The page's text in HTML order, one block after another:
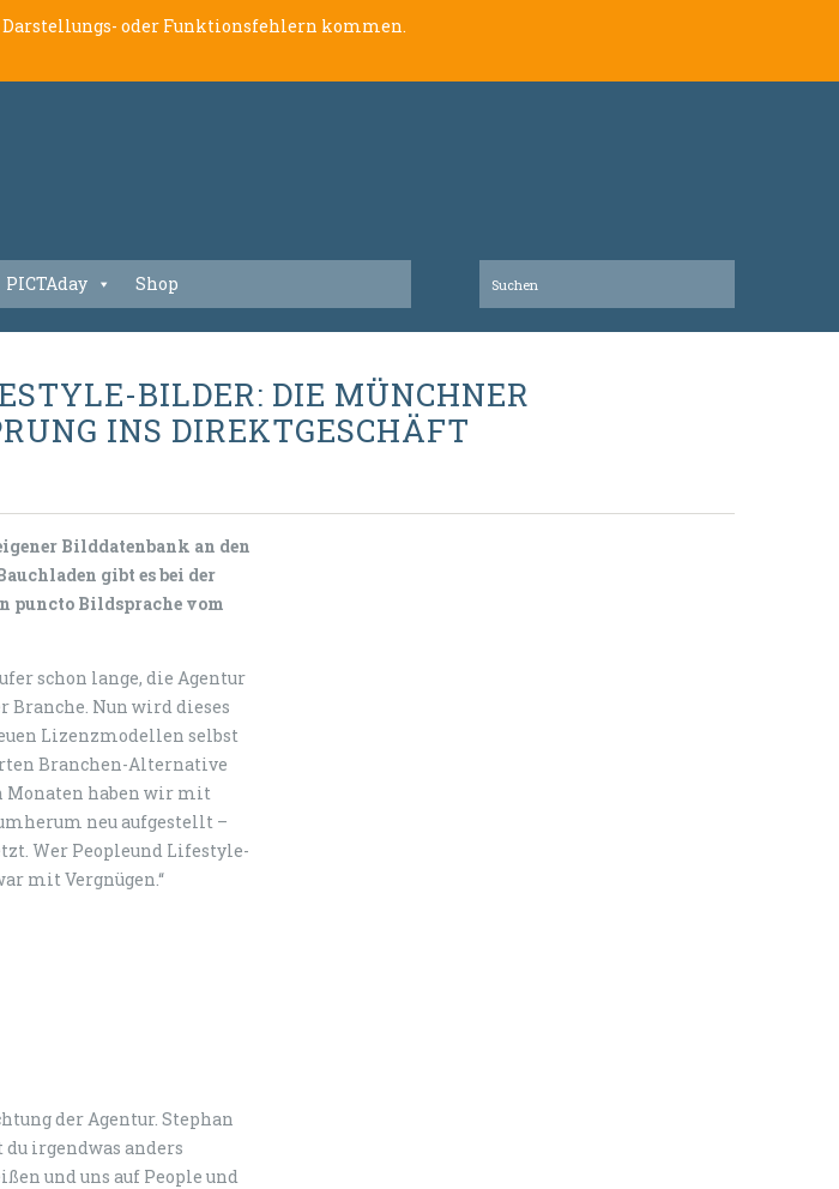
oder Funktionsfehlern kommen.
PICTAday Shop
BILDER: DIE MÜNCHNER
INS DIREKTGESCHÄFT
Bilddatenbank an den
gibt es bei der
puncto Bildsprache vom
schon lange, die Agentur
Branche. Nun wird dieses
Lizenzmodellen selbst
Branchen-Alternative
Monaten haben wir mit
neu aufgestellt –
Wer Peopleund Lifestyle-
mit Vergnügen.“
der Agentur. Stephan
irgendwas anders
und uns auf People und